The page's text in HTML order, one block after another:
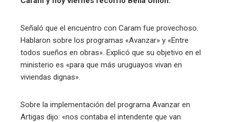
Señaló que el encuentro con Caram fue provechoso.
Hablaron sobre los programas «Avanzar» y «Entre
todos sueños en obras». Explicó que su objetivo en el
ministerio es «para que más uruguayos vivan en
viviendas dignas».
Sobre la implementación del programa Avanzar en
Artigas dijo: «nos contaba el intendente que van